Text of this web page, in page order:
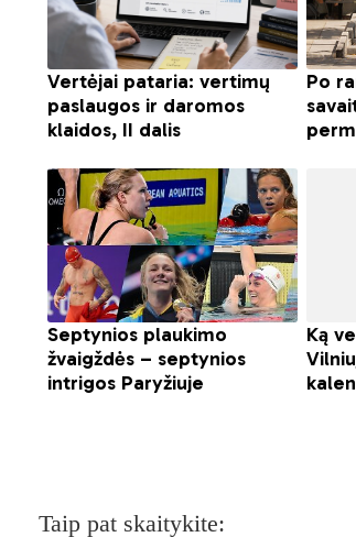
Taip pat skaitykite: